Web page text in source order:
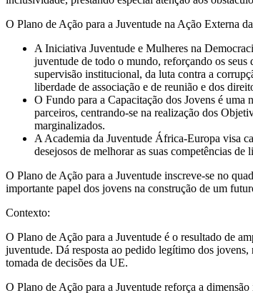
O Plano de Ação para a Juventude na Ação Externa
A Iniciativa Juventude e Mulheres na
juventude de todo o mundo, reforçando os seus
supervisão institucional, da luta contra a
liberdade de associação e de reunião e dos
O Fundo para a Capacitação dos Jovens é
parceiros, centrando-se na realização dos
marginalizados.
A Academia da Juventude África-Europa visa
desejosos de melhorar as suas competências
O Plano de Ação para a Juventude inscreve-se no
importante papel dos jovens na construção de um
Contexto:
O Plano de Ação para a Juventude é o resultado de
juventude. Dá resposta ao pedido legítimo dos jovens,
tomada de decisões da UE.
O Plano de Ação para a Juventude reforça a